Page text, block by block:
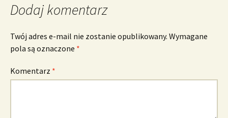
Dodaj komentarz
Twój adres e-mail nie zostanie opublikowany. Wymagane
pola są oznaczone *
Komentarz *